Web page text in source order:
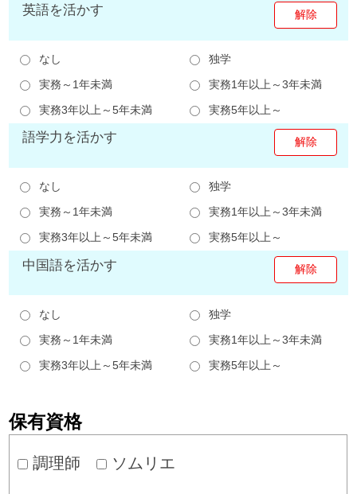
英語を活かす
なし
独学
実務～1年未満
実務1年以上～3年未満
実務3年以上～5年未満
実務5年以上～
語学力を活かす
なし
独学
実務～1年未満
実務1年以上～3年未満
実務3年以上～5年未満
実務5年以上～
中国語を活かす
なし
独学
実務～1年未満
実務1年以上～3年未満
実務3年以上～5年未満
実務5年以上～
保有資格
調理師 ソムリエ